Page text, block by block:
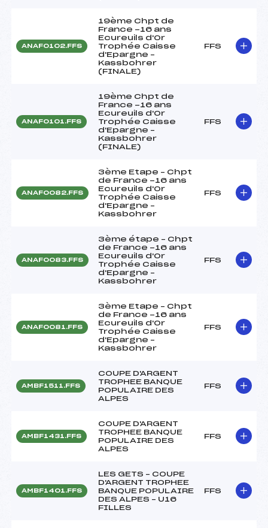
ANAF0102.FFS
19ème Chpt de
France -16 ans
Ecureuils d'Or
Trophée Caisse
d'Epargne –
Kassbohrer
(FINALE)
FFS
ANAF0101.FFS
19ème Chpt de
France -16 ans
Ecureuils d'Or
Trophée Caisse
d'Epargne –
Kassbohrer
(FINALE)
FFS
ANAF0082.FFS
3ème Etape – Chpt
de France -16 ans
Ecureuils d'Or
Trophée Caisse
d'Epargne –
Kassbohrer
FFS
ANAF0083.FFS
3ème étape – Chpt
de France -16 ans
Ecureuils d'Or
Trophée Caisse
d'Epargne –
Kassbohrer
FFS
ANAF0081.FFS
3ème Etape – Chpt
de France -16 ans
Ecureuils d'Or
Trophée Caisse
d'Epargne –
Kassbohrer
FFS
AMBF1511.FFS
COUPE D'ARGENT
TROPHEE BANQUE
POPULAIRE DES
ALPES
FFS
AMBF1431.FFS
COUPE D'ARGENT
TROPHEE BANQUE
POPULAIRE DES
ALPES
FFS
AMBF1401.FFS
LES GETS – COUPE
D'ARGENT TROPHEE
BANQUE POPULAIRE
DES ALPES – U16
FILLES
FFS